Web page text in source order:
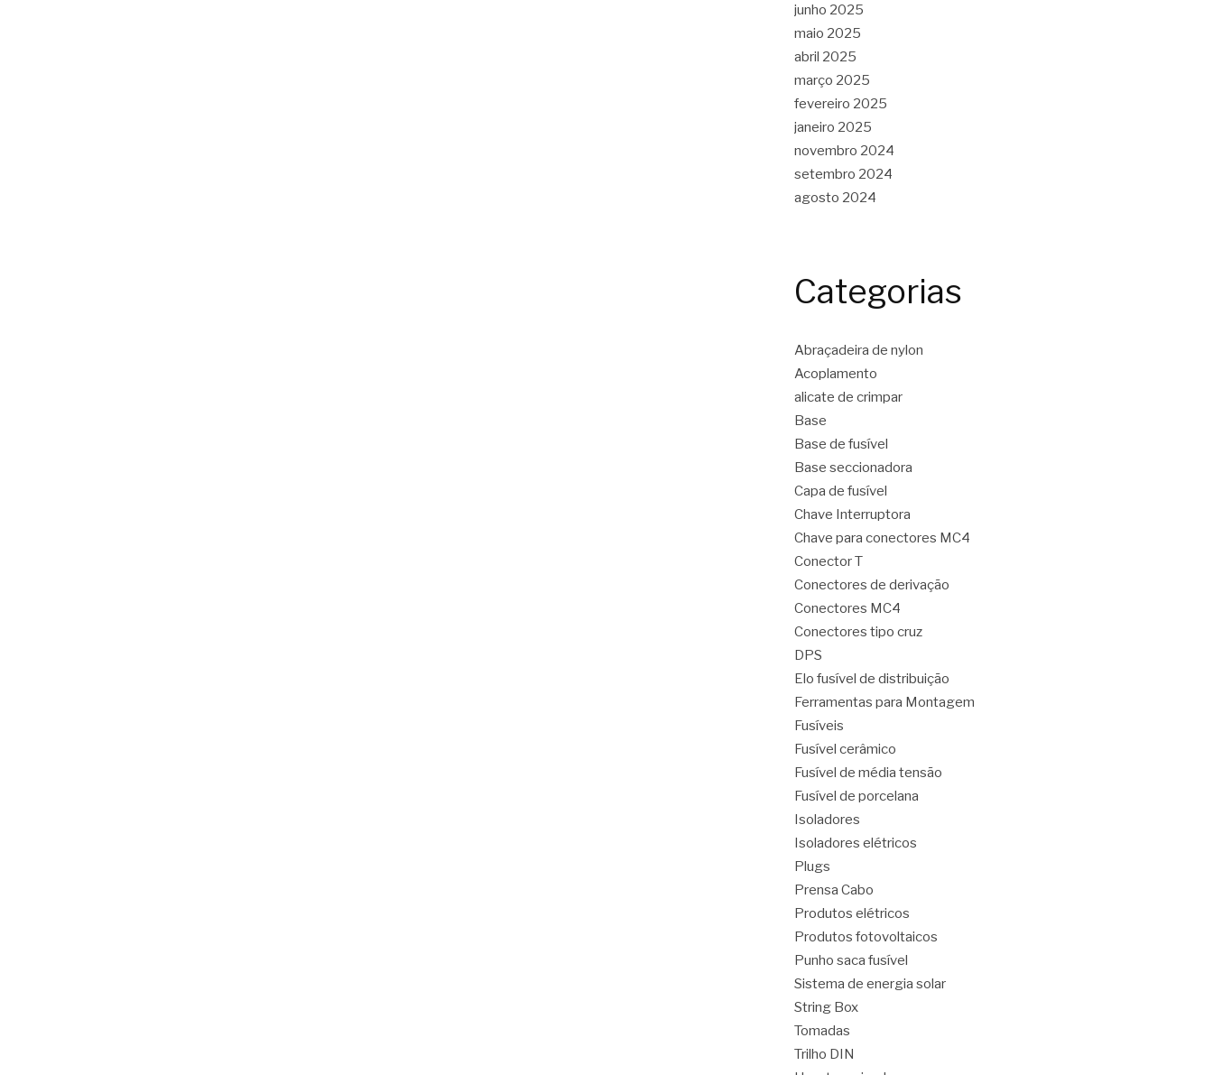
junho 2025
maio 2025
abril 2025
março 2025
fevereiro 2025
janeiro 2025
novembro 2024
setembro 2024
agosto 2024
Categorias
Abraçadeira de nylon
Acoplamento
alicate de crimpar
Base
Base de fusível
Base seccionadora
Capa de fusível
Chave Interruptora
Chave para conectores MC4
Conector T
Conectores de derivação
Conectores MC4
Conectores tipo cruz
DPS
Elo fusível de distribuição
Ferramentas para Montagem
Fusíveis
Fusível cerâmico
Fusível de média tensão
Fusível de porcelana
Isoladores
Isoladores elétricos
Plugs
Prensa Cabo
Produtos elétricos
Produtos fotovoltaicos
Punho saca fusível
Sistema de energia solar
String Box
Tomadas
Trilho DIN